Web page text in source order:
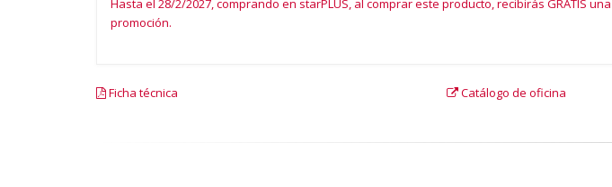
Hasta el 28/2/2027, comprando en starPLUS, al comprar este producto, recibirás GRATIS
promoción.
Ficha técnica Catálogo de oficina